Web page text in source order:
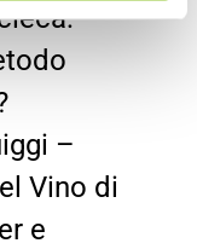
–
Vino di
e